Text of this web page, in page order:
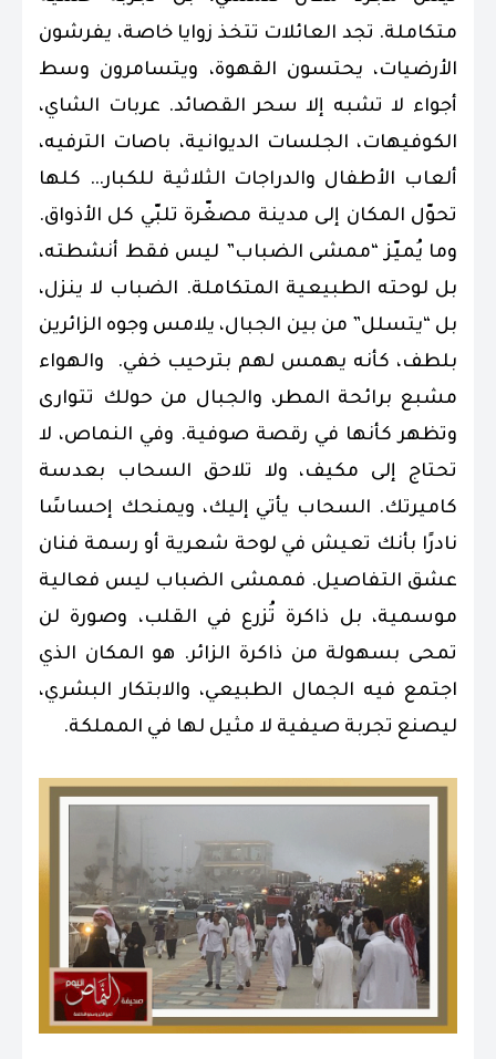
متكاملة. تجد العائلات تتخذ زوايا خاصة، يفرشون
الأرضيات، يحتسون القهوة، ويتسامرون وسط
أجواء لا تشبه إلا سحر القصائد. عربات الشاي،
الكوفيهات، الجلسات الديوانية، باصات الترفيه،
ألعاب الأطفال والدراجات الثلاثية للكبار… كلها
تحوّل المكان إلى مدينة مصغّرة تلبّي كل الأذواق.
وما يُميّز “ممشى الضباب” ليس فقط أنشطته،
بل لوحته الطبيعية المتكاملة. الضباب لا ينزل،
بل “يتسلل” من بين الجبال، يلامس وجوه الزائرين
بلطف، كأنه يهمس لهم بترحيب خفي. والهواء
مشبع برائحة المطر، والجبال من حولك تتوارى
وتظهر كأنها في رقصة صوفية. وفي النماص، لا
تحتاج إلى مكيف، ولا تلاحق السحاب بعدسة
كاميرتك. السحاب يأتي إليك، ويمنحك إحساسًا
نادرًا بأنك تعيش في لوحة شعرية أو رسمة فنان
عشق التفاصيل. فممشى الضباب ليس فعالية
موسمية، بل ذاكرة تُزرع في القلب، وصورة لن
تمحى بسهولة من ذاكرة الزائر. هو المكان الذي
اجتمع فيه الجمال الطبيعي، والابتكار البشري،
ليصنع تجربة صيفية لا مثيل لها في المملكة.